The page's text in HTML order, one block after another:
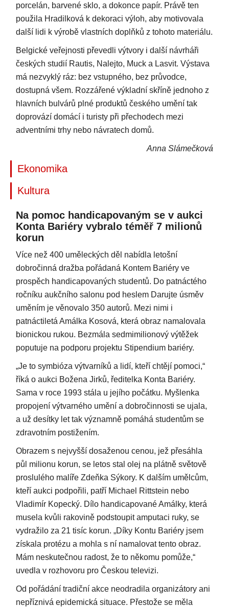
porcelán, barvené sklo, a dokonce papír. Právě ten
použila Hradilková k dekoraci výloh, aby motivovala
další lidi k výrobě vlastních doplňků z tohoto materiálu.
Belgické veřejnosti převedli výtvory i další návrháři
českých studií Rautis, Nalejto, Muck a Lasvit. Výstava
má nezvyklý ráz: bez vstupného, bez průvodce,
dostupná všem. Rozzářené výkladní skříně jednoho z
hlavních bulvárů plné produktů českého umění tak
doprovází domácí i turisty při přechodech mezi
adventními trhy nebo návratech domů.
Anna Slámečková
Ekonomika
Kultura
Na pomoc handicapovaným se v aukci
Konta Bariéry vybralo téměř 7 milionů
korun
Více než 400 uměleckých děl nabídla letošní
dobročinná dražba pořádaná Kontem Bariéry ve
prospěch handicapovaných studentů. Do patnáctého
ročníku aukčního salonu pod heslem Darujte úsměv
uměním je věnovalo 350 autorů. Mezi nimi i
patnáctiletá Amálka Kosová, která obraz namalovala
bionickou rukou. Bezmála sedmimilionový výtěžek
poputuje na podporu projektu Stipendium bariéry.
„Je to symbióza výtvarníků a lidí, kteří chtějí pomoci,“
říká o aukci Božena Jirků, ředitelka Konta Bariéry.
Sama v roce 1993 stála u jejího počátku. Myšlenka
propojení výtvarného umění a dobročinnosti se ujala,
a už desítky let tak významně pomáhá studentům se
zdravotním postižením.
Obrazem s nejvyšší dosaženou cenou, jež přesáhla
půl milionu korun, se letos stal olej na plátně světově
proslulého malíře Zdeňka Sýkory. K dalším umělcům,
kteří aukci podpořili, patří Michael Rittstein nebo
Vladimír Kopecký. Dílo handicapované Amálky, která
musela kvůli rakovině podstoupit amputaci ruky, se
vydražilo za 21 tisíc korun. „Díky Kontu Bariéry jsem
získala protézu a mohla s ní namalovat tento obraz.
Mám neskutečnou radost, že to někomu pomůže,“
uvedla v rozhovoru pro Českou televizi.
Od pořádání tradiční akce neodradila organizátory ani
nepříznivá epidemická situace. Přestože se měla